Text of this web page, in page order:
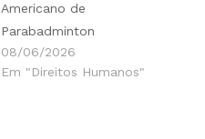
Americano de
Parabadminton
08/06/2026
Em "Direitos Humanos"